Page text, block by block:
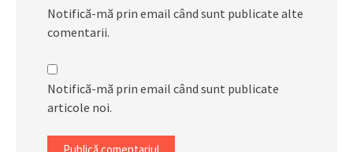
Notifică-mă prin email când sunt publicate alte
comentarii.
Notifică-mă prin email când sunt publicate
articole noi.